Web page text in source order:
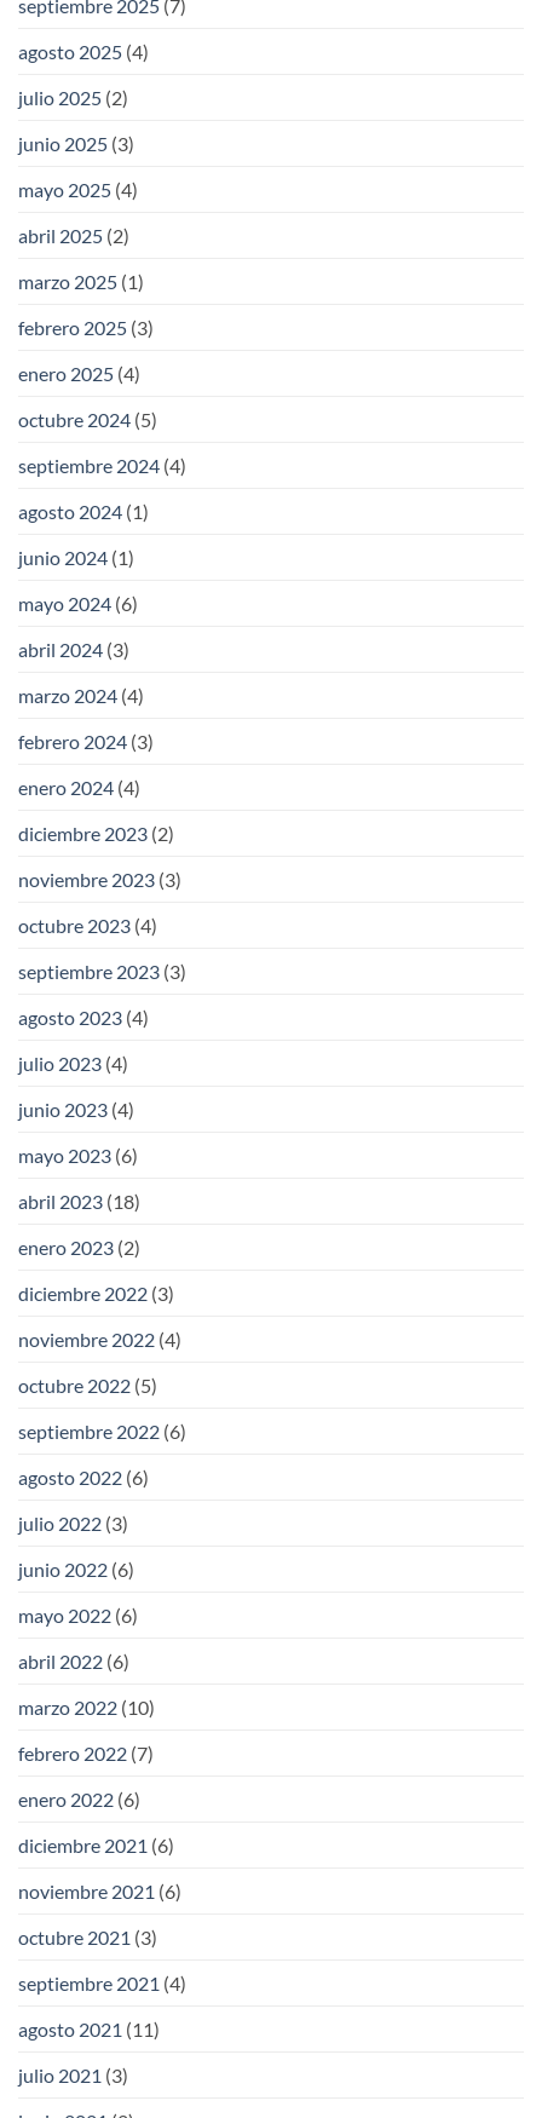
septiembre 2025 (7)
agosto 2025 (4)
julio 2025 (2)
junio 2025 (3)
mayo 2025 (4)
abril 2025 (2)
marzo 2025 (1)
febrero 2025 (3)
enero 2025 (4)
octubre 2024 (5)
septiembre 2024 (4)
agosto 2024 (1)
junio 2024 (1)
mayo 2024 (6)
abril 2024 (3)
marzo 2024 (4)
febrero 2024 (3)
enero 2024 (4)
diciembre 2023 (2)
noviembre 2023 (3)
octubre 2023 (4)
septiembre 2023 (3)
agosto 2023 (4)
julio 2023 (4)
junio 2023 (4)
mayo 2023 (6)
abril 2023 (18)
enero 2023 (2)
diciembre 2022 (3)
noviembre 2022 (4)
octubre 2022 (5)
septiembre 2022 (6)
agosto 2022 (6)
julio 2022 (3)
junio 2022 (6)
mayo 2022 (6)
abril 2022 (6)
marzo 2022 (10)
febrero 2022 (7)
enero 2022 (6)
diciembre 2021 (6)
noviembre 2021 (6)
octubre 2021 (3)
septiembre 2021 (4)
agosto 2021 (11)
julio 2021 (3)